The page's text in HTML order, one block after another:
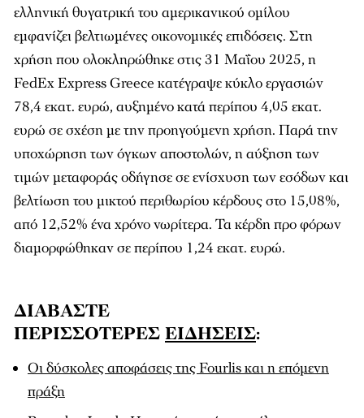
ελληνική θυγατρική του αμερικανικού ομίλου
εμφανίζει βελτιωμένες οικονομικές επιδόσεις. Στη
χρήση που ολοκληρώθηκε στις 31 Μαΐου 2025, η
FedEx Express Greece κατέγραψε κύκλο εργασιών
78,4 εκατ. ευρώ, αυξημένο κατά περίπου 4,05 εκατ.
ευρώ σε σχέση με την προηγούμενη χρήση. Παρά την
υποχώρηση των όγκων αποστολών, η αύξηση των
τιμών μεταφοράς οδήγησε σε ενίσχυση των εσόδων και
βελτίωση του μικτού περιθωρίου κέρδους στο 15,08%,
από 12,52% ένα χρόνο νωρίτερα. Τα κέρδη προ φόρων
διαμορφώθηκαν σε περίπου 1,24 εκατ. ευρώ.
ΔΙΑΒΑΣΤΕ
ΠΕΡΙΣΣΟΤΕΡΕΣ ΕΙΔΗΣΕΙΣ:
Οι δύσκολες αποφάσεις της Fourlis και η επόμενη
πράξη